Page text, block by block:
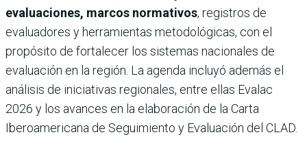
evaluaciones, marcos normativos, registros de
evaluadores y herramientas metodológicas, con el
propósito de fortalecer los sistemas nacionales de
evaluación en la región. La agenda incluyó además el
análisis de iniciativas regionales, entre ellas Evalac
2026 y los avances en la elaboración de la Carta
Iberoamericana de Seguimiento y Evaluación del CLAD.